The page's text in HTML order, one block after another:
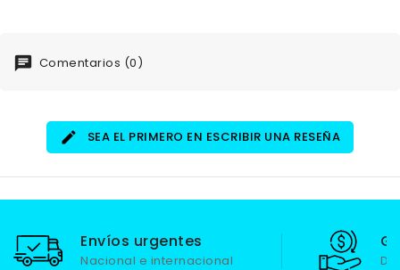
Comentarios (0)
SEA EL PRIMERO EN ESCRIBIR UNA RESEÑA
Envíos urgentes
Nacional e internacional